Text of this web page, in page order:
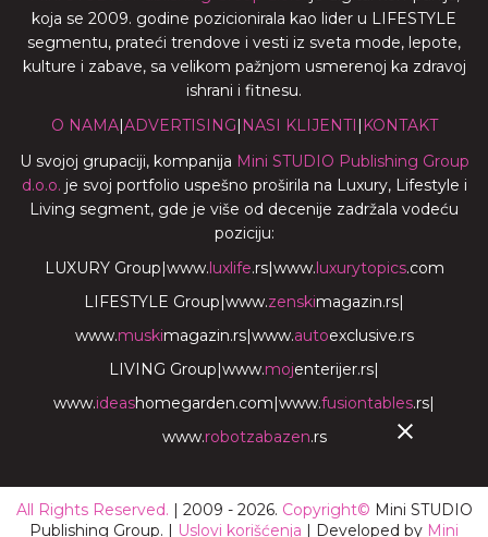
koja se 2009. godine pozicionirala kao lider u LIFESTYLE
segmentu, prateći trendove i vesti iz sveta mode, lepote,
kulture i zabave, sa velikom pažnjom usmerenoj ka zdravoj
ishrani i fitnesu.
O NAMA| ADVERTISING NASI KLIJENTI
KONTAKT
U svojoj grupaciji, kompanija Mini STUDIO Publishing Group
d.o.o. je svoj portfolio uspešno proširila na Luxury, Lifestyle i
Living segment, gde je više od decenije zadržala vodeću
poziciju:
LUXURY Group www. luxlife.rs| www. luxurytopics.com
LIFESTYLE Group www.zenskimagazin.rs
www.muskimagazin.rs| www.autoexclusive.rs
LIVING Group www.mojenterijer.rs
www.ideashomegarden.com www.fusiontables.rs
www.robotzabazen.rs
All Rights Reserved. | 2009 - 2026. Copyright© Mini STUDIO
Publishing Group. |
Uslovi korišćenja | Developed by Mini